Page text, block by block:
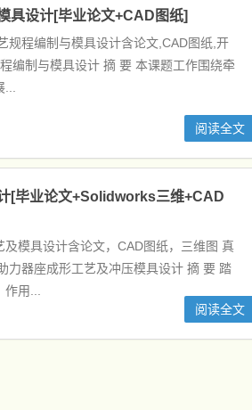
具设计[毕业论文+CAD图纸]
规程编制与模具设计含论文,CAD图纸,开
编制与模具设计 摘 要 本课题工作围绕牵
阅读全文
[毕业论文+Solidworks三维+CAD
模具设计含论文，CAD图纸，三维图 真
力器座成形工艺及冲压模具设计 摘 要 踏
用...
阅读全文